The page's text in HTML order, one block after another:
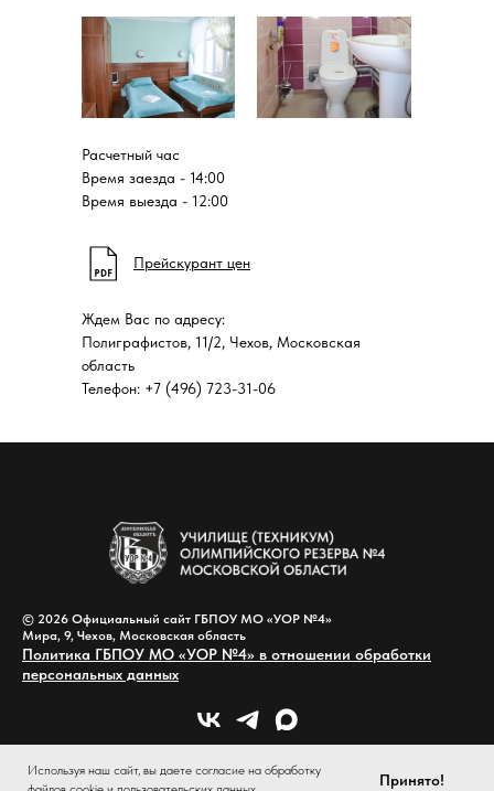
Прейскурант цен
Расчетный час
Время заезда - 14:00
Время выезда - 12:00
Ждем Вас по адресу:
Полиграфистов, 11/2, Чехов, Московская
область
Телефон: +7 (496) 723-31-06
© 2026 Официальный сайт ГБПОУ МО «УОР №4»
Мира, 9, Чехов, Московская область
Политика ГБПОУ МО «УОР №4» в отношении обработки
персональных данных
Используя наш сайт, вы даете согласие на обработку
Принято!